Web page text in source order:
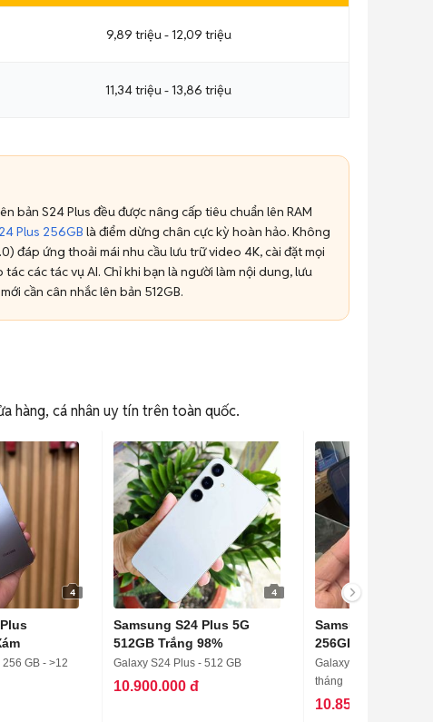
9,89 triệu - 12,09 triệu
11,34 triệu - 13,86 triệu
bản S24 Plus đều được nâng cấp tiêu chuẩn lên RAM
Plus 256GB là điểm dừng chân cực kỳ hoàn hảo. Không
đáp ứng thoải mái nhu cầu lưu trữ video 4K, cài đặt mọi
các tác vụ AI. Chỉ khi bạn là người làm nội dung, lưu
cần cân nhắc lên bản 512GB.
hàng, cá nhân uy tín trên toàn quốc.
4
GB - >12
4
Samsung S24 Plus 5G
512GB Trắng 98%
Galaxy S24 Plus - 512 GB
10.900.000 đ
Samsung Galaxy
256GB chính
Galaxy S24 Plus - 256
tháng
10.850.000 đ